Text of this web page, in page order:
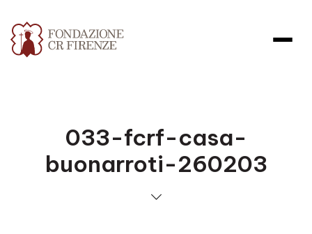
033-fcrf-casa-
buonarroti-260203